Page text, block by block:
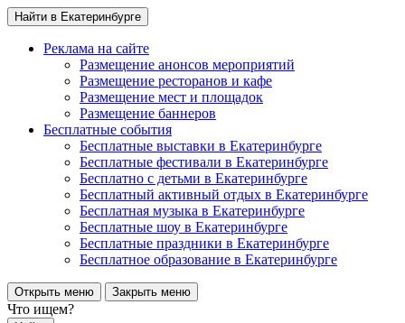
Найти в Екатеринбурге
Реклама на сайте
Размещение анонсов мероприятий
Размещение ресторанов и кафе
Размещение мест и площадок
Размещение баннеров
Бесплатные события
Бесплатные выставки в Екатеринбурге
Бесплатные фестивали в Екатеринбурге
Бесплатно с детьми в Екатеринбурге
Бесплатный активный отдых в Екатеринбурге
Бесплатная музыка в Екатеринбурге
Бесплатные шоу в Екатеринбурге
Бесплатные праздники в Екатеринбурге
Бесплатное образование в Екатеринбурге
Открыть меню Закрыть меню
Что ищем?